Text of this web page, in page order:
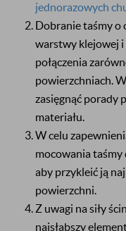
jednorazowych
Dobranie taśmy o
warstwy klejowej i
połączenia
powierzchniach.
zasięgnąć porady
materiału.
W celu
mocowania taśmy
aby przykleić ją
powierzchni.
Z uwagi na siły
najsłabszy